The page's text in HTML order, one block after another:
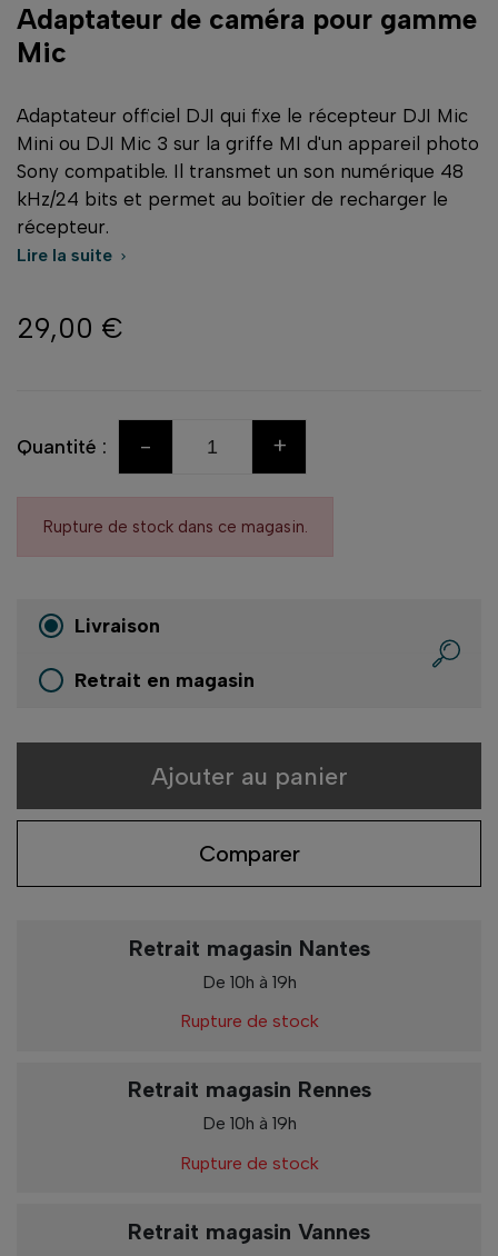
Adaptateur de caméra pour gamme
Mic
Adaptateur officiel DJI qui fixe le récepteur DJI Mic
Mini ou DJI Mic 3 sur la griffe MI d'un appareil photo
Sony compatible. Il transmet un son numérique 48
kHz/24 bits et permet au boîtier de recharger le
récepteur.
Lire la suite 
29,00 €
Quantité : - +
Rupture de stock dans ce magasin.
Livraison
Retrait en magasin
Ajouter au panier
Comparer
Retrait magasin Nantes
De 10h à 19h
Rupture de stock
Retrait magasin Rennes
De 10h à 19h
Rupture de stock
Retrait magasin Vannes